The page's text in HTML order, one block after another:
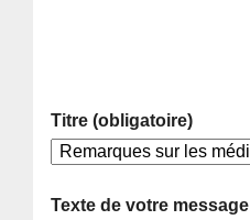
Titre (obligatoire)
Texte de votre message